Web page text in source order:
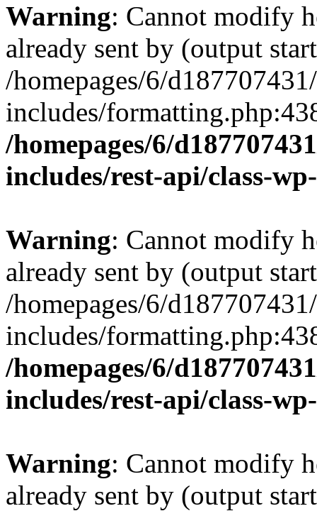
Warning: Cannot modify
already sent by (output
/homepages/6/
includes/
/homepages/6/
includes/rest-api/class-
Warning: Cannot modify
already sent by (output
/homepages/6/
includes/
/homepages/6/
includes/rest-api/class-
Warning: Cannot modify
already sent by (output